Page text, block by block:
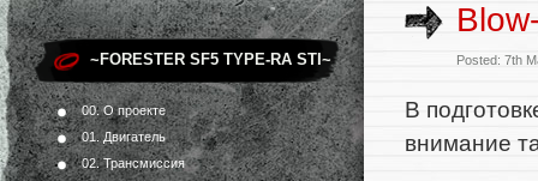
~FORESTER SF5 TYPE-RA STI~
00. О проекте
01. Двигатель
02. Трансмиссия
Posted: 7th
В
внимание